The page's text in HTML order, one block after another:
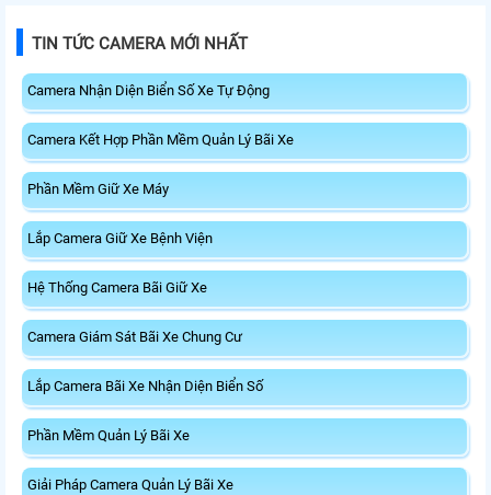
TIN TỨC CAMERA MỚI NHẤT
Camera Nhận Diện Biển Số Xe Tự Động
Camera Kết Hợp Phần Mềm Quản Lý Bãi Xe
Phần Mềm Giữ Xe Máy
Lắp Camera Giữ Xe Bệnh Viện
Hệ Thống Camera Bãi Giữ Xe
Camera Giám Sát Bãi Xe Chung Cư
Lắp Camera Bãi Xe Nhận Diện Biển Số
Phần Mềm Quản Lý Bãi Xe
Giải Pháp Camera Quản Lý Bãi Xe